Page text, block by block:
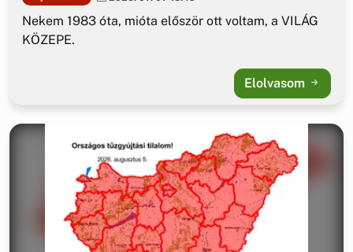
Nekem 1983 óta, mióta először ott voltam, a VILÁG
KÖZEPE.
Elolvasom